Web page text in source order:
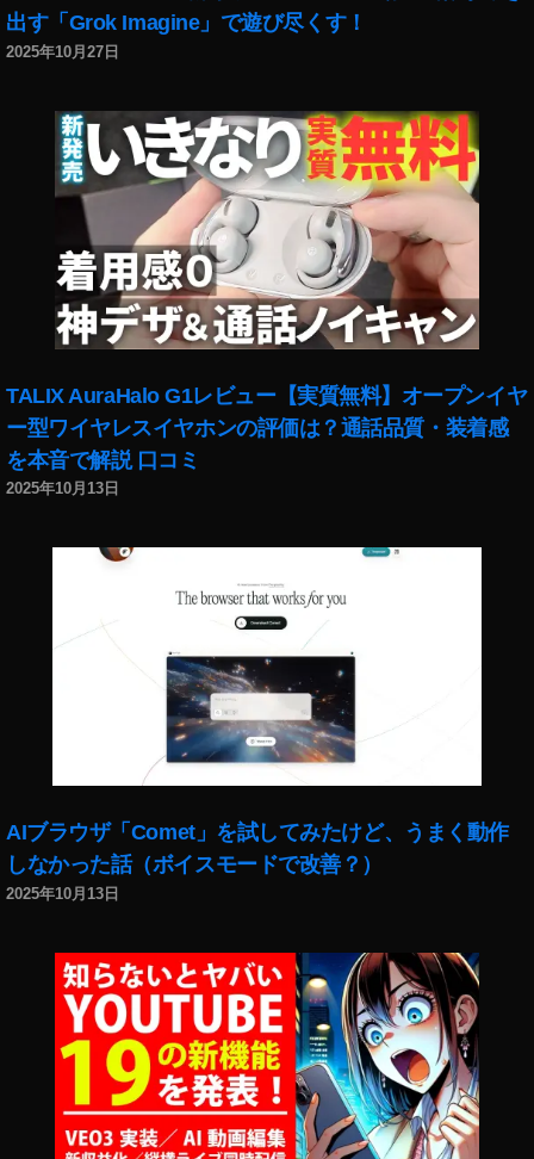
出す「Grok Imagine」で遊び尽くす！
2025年10月27日
TALIX AuraHalo G1レビュー【実質無料】オープンイヤ
ー型ワイヤレスイヤホンの評価は？通話品質・装着感
を本音で解説 口コミ
2025年10月13日
AIブラウザ「Comet」を試してみたけど、うまく動作
しなかった話（ボイスモードで改善？）
2025年10月13日